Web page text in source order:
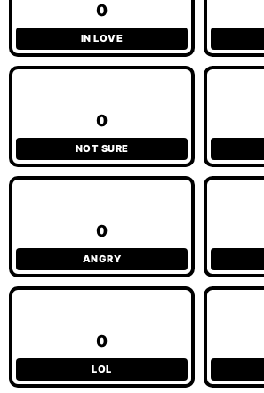
0
IN LOVE
0
NOT SURE
0
ANGRY
0
LOL